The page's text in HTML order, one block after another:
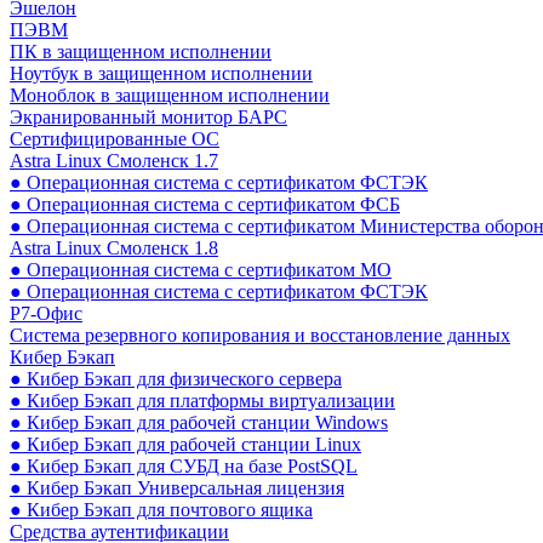
Эшелон
ПЭВМ
ПК в защищенном исполнении
Ноутбук в защищенном исполнении
Моноблок в защищенном исполнении
Экранированный монитор БАРС
Сертифицированные ОС
Astra Linux Смоленск 1.7
● Операционная система с сертификатом ФСТЭК
● Операционная система с сертификатом ФСБ
● Операционная система с сертификатом Министерства
Astra Linux Смоленск 1.8
● Операционная система с сертификатом МО
● Операционная система с сертификатом ФСТЭК
Р7-Офис
Система резервного копирования и восстановление данных
Кибер Бэкап
● Кибер Бэкап для физического сервера
● Кибер Бэкап для платформы виртуализации
● Кибер Бэкап для рабочей станции Windows
● Кибер Бэкап для рабочей станции Linux
● Кибер Бэкап для СУБД на базе PostSQL
● Кибер Бэкап Универсальная лицензия
● Кибер Бэкап для почтового ящика
Средства аутентификации